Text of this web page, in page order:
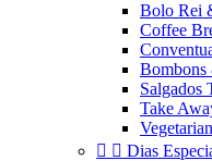
Bolo Rei
Coffee
Bombons
Salgados
Take
  Dias